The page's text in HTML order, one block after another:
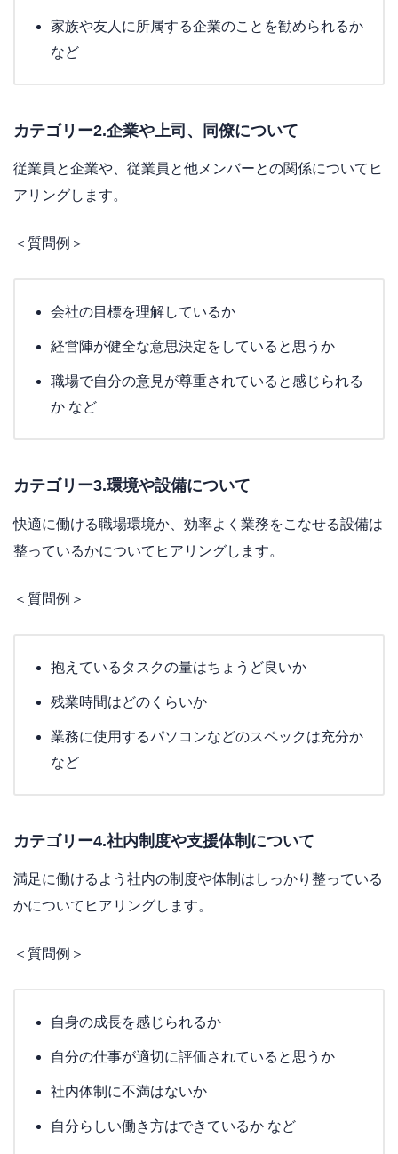
家族や友人に所属する企業のことを勧められるか
など
カテゴリー2.企業や上司、同僚について
従業員と企業や、従業員と他メンバーとの関係についてヒ
アリングします。
＜質問例＞
会社の目標を理解しているか
経営陣が健全な意思決定をしていると思うか
職場で自分の意見が尊重されていると感じられる
か など
カテゴリー3.環境や設備について
快適に働ける職場環境か、効率よく業務をこなせる設備は
整っているかについてヒアリングします。
＜質問例＞
抱えているタスクの量はちょうど良いか
残業時間はどのくらいか
業務に使用するパソコンなどのスペックは充分か
など
カテゴリー4.社内制度や支援体制について
満足に働けるよう社内の制度や体制はしっかり整っている
かについてヒアリングします。
＜質問例＞
自身の成長を感じられるか
自分の仕事が適切に評価されていると思うか
社内体制に不満はないか
自分らしい働き方はできているか など